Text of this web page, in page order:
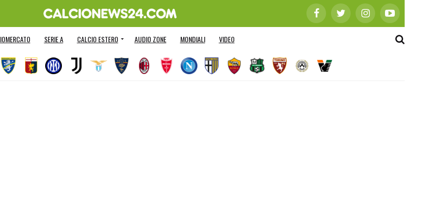
SERIE A CALCIO ESTERO AUDIO ZONE MONDIALI VIDEO